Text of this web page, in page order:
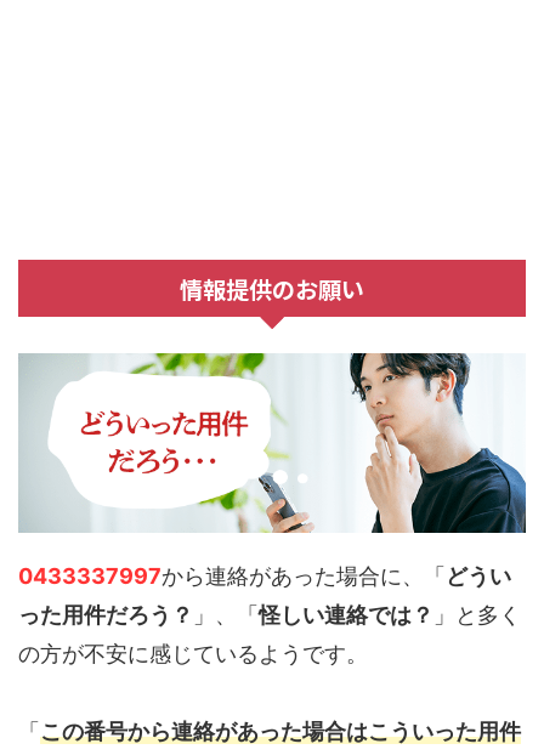
情報提供のお願い
0433337997から連絡があった場合に、「 どうい
った用件だろう？ 」、「怪しい連絡では？ 」と多く
の方が不安に感じているようです。
「 この番号から連絡があった場合はこういった用件